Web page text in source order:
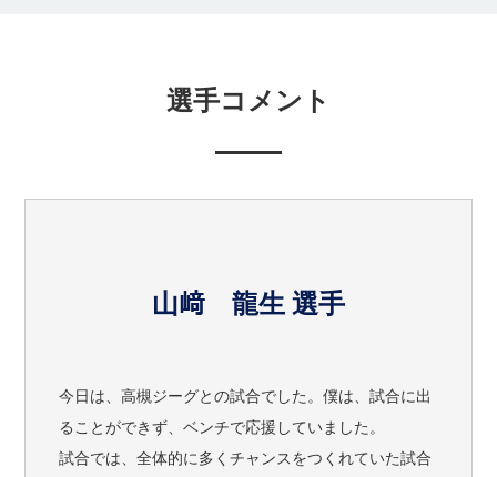
選手コメント
山﨑 龍生 選手
今日は、高槻ジーグとの試合でした。僕は、試合に出
ることができず、ベンチで応援していました。
試合では、全体的に多くチャンスをつくれていた試合